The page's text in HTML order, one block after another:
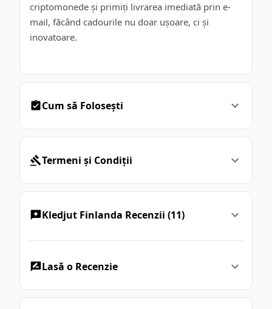
criptomonede și primiți livrarea imediată prin e-
mail, făcând cadourile nu doar ușoare, ci și
inovatoare.
Cum să Folosești
Termeni și Condiții
Kledjut Finlanda Recenzii (11)
Lasă o Recenzie